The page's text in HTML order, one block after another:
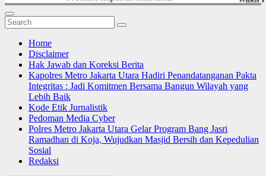
Home
Disclaimer
Hak Jawab dan Koreksi Berita
Kapolres Metro Jakarta Utara Hadiri Penandatanganan Pakta
Integritas : Jadi Komitmen Bersama Bangun Wilayah yang
Lebih Baik
Kode Etik Jurnalistik
Pedoman Media Cyber
Polres Metro Jakarta Utara Gelar Program Bang Jasri
Ramadhan di Koja, Wujudkan Masjid Bersih dan Kepedulian
Sosial
Redaksi